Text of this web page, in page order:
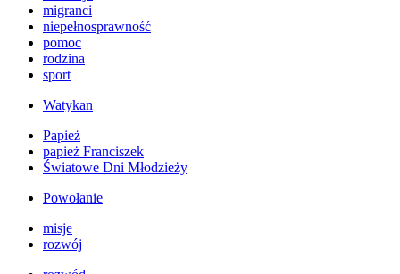
migranci
niepełnosprawność
pomoc
rodzina
sport
Watykan
Papież
papież Franciszek
Światowe Dni Młodzieży
Powołanie
misje
rozwój